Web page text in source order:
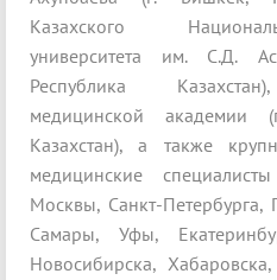
Казахского
университета им. С.Д.
Республика
медицинской академии
Казахстан), а также
медицинские
Москвы, Санкт-Петербурга,
Самары, Уфы,
Новосибирска,